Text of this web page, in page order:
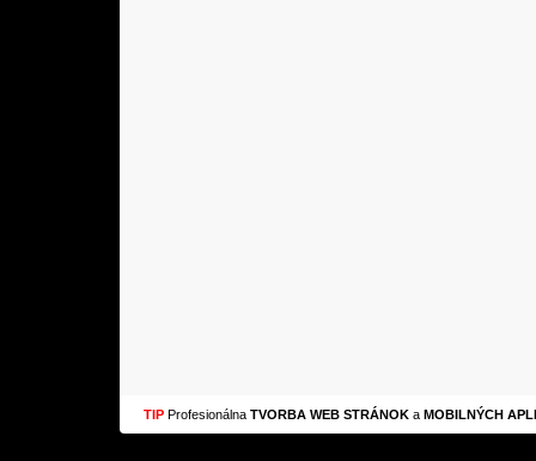
TIP Profesionálna TVORBA WEB STRÁNOK a MOBILNÝCH